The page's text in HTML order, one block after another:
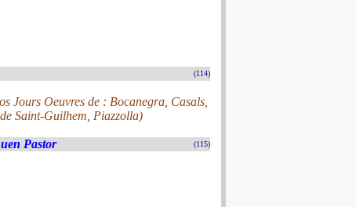
(114)
Jours Oeuvres de : Bocanegra, Casals,
Saint-Guilhem, Piazzolla)
Pastor (115)